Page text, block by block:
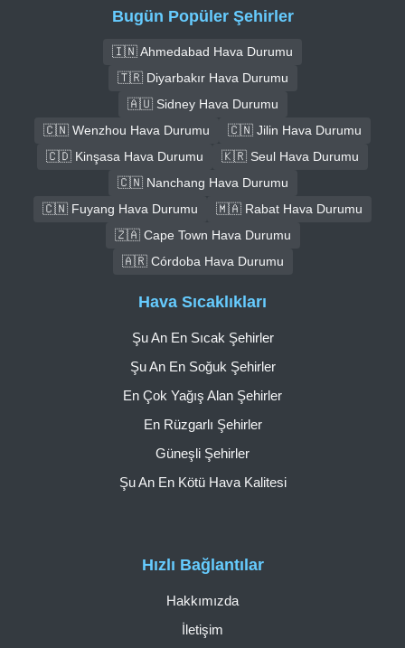
Bugün Popüler Şehirler
🇮🇳 Ahmedabad Hava Durumu
🇹🇷 Diyarbakır Hava Durumu
🇦🇺 Sidney Hava Durumu
🇨🇳 Wenzhou Hava Durumu
🇨🇳 Jilin Hava Durumu
🇨🇩 Kinşasa Hava Durumu
🇰🇷 Seul Hava Durumu
🇨🇳 Nanchang Hava Durumu
🇨🇳 Fuyang Hava Durumu
🇲🇦 Rabat Hava Durumu
🇿🇦 Cape Town Hava Durumu
🇦🇷 Córdoba Hava Durumu
Hızlı Bağlantılar
Hakkımızda
İletişim
Hava Sıcaklıkları
Şu An En Sıcak Şehirler
Şu An En Soğuk Şehirler
En Çok Yağış Alan Şehirler
En Rüzgarlı Şehirler
Güneşli Şehirler
Şu An En Kötü Hava Kalitesi